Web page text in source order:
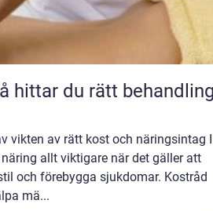
vikten av rätt kost och näringsintag I
allt viktigare när det gäller att
och förebygga sjukdomar. Kostråd
mä...